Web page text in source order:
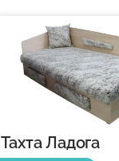
Тахта Ладога